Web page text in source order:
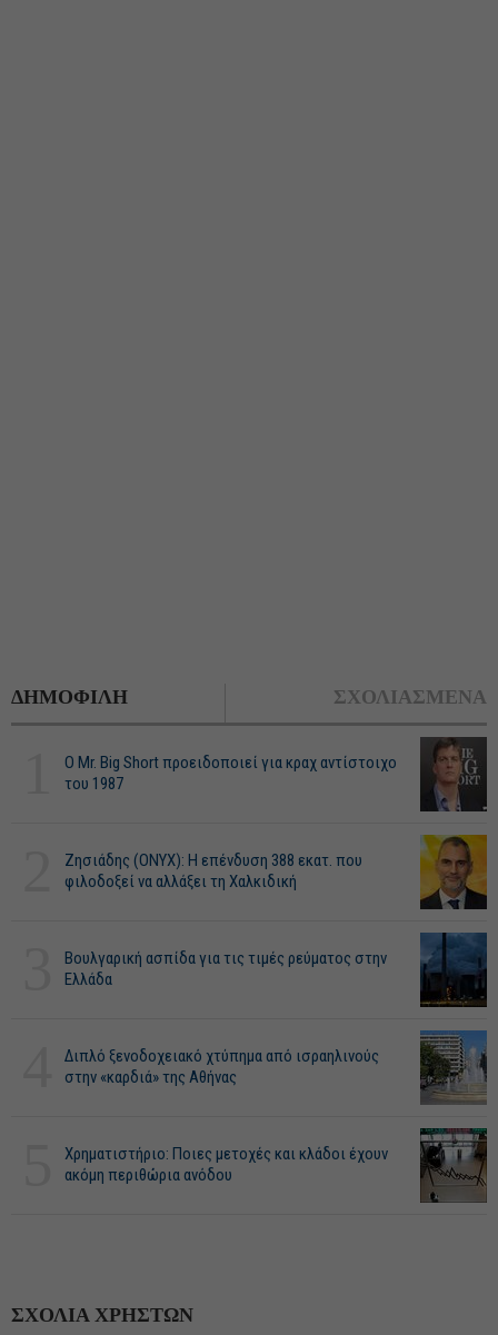
ΔΗΜΟΦΙΛΗ ΣΧΟΛΙΑΣΜΕΝΑ
O Mr. Big Short προειδοποιεί για κραχ αντίστοιχο
του 1987
Ζησιάδης (ONYX): Η επένδυση 388 εκατ. που
φιλοδοξεί να αλλάξει τη Χαλκιδική
Βουλγαρική ασπίδα για τις τιμές ρεύματος στην
Ελλάδα
Διπλό ξενοδοχειακό χτύπημα από ισραηλινούς
στην «καρδιά» της Αθήνας
Χρηματιστήριο: Ποιες μετοχές και κλάδοι έχουν
ακόμη περιθώρια ανόδου
ΣΧΟΛΙΑ ΧΡΗΣΤΩΝ